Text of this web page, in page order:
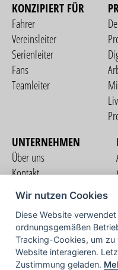
KONZIPIERT FÜR
Fahrer
Vereinsleiter
Serienleiter
Fans
Teamleiter
UNTERNEHMEN
Über uns
Kontakt
Nutzungsbedingungen
Datenschutzerklärung
Impressum
Wir nutzen Cookies
Diese Website
ordnungsgemäßen
Tracking-Cookies, um
Website interagieren.
Zustimmung geladen.